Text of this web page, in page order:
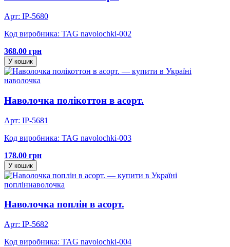
Арт: IP-5680
Код виробника: TAG navolochki-002
368.00 грн
У кошик
наволочка
Наволочка полікоттон в асорт.
Арт: IP-5681
Код виробника: TAG navolochki-003
178.00 грн
У кошик
попліннаволочка
Наволочка поплін в асорт.
Арт: IP-5682
Код виробника: TAG navolochki-004